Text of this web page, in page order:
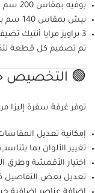
بوفيه بمقاس 200 سم يوفر مساحة تخزين عملية
نيش بمقاس 140 سم بتصميم أنيق
3 براويز مرايا أنتيك تضيف طابع كلاسيكي فاخر
تم تصميم كل قطعة
🟢 التخصيص
توفر غرفة سفرة إليزا
إمكانية تعديل
تغيير الألوان بما
اختيار الأقمشة وطرق
تعديل بعض التفاصيل